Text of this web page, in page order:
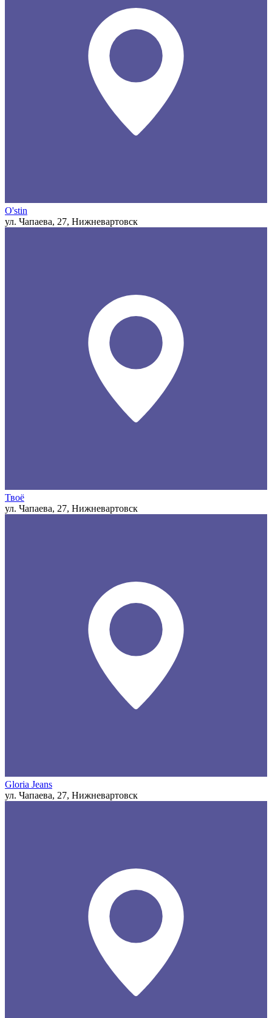
O'stin
ул. Чапаева, 27, Нижневартовск
Твоё
ул. Чапаева, 27, Нижневартовск
Gloria Jeans
ул. Чапаева, 27, Нижневартовск